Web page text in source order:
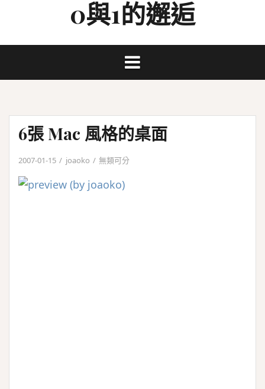
0與1的邂逅
6張 Mac 風格的桌面
2007-01-15 joaoko 無類可分